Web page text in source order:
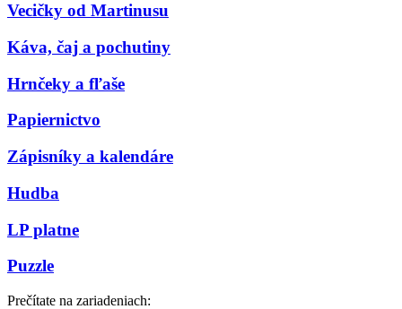
Vecičky od Martinusu
Káva, čaj a pochutiny
Hrnčeky a fľaše
Papiernictvo
Zápisníky a kalendáre
Hudba
LP platne
Puzzle
Prečítate na zariadeniach: